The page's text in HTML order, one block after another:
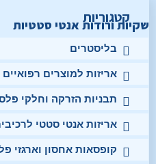
קטגוריות
בליסטרים
אריזות למוצרים רפואיים
תבניות הזרקה וחלקי
אריזות אנטי סטטי
קופסאות אחסון וארגזי
שקיות ורודות אנטי סטטיות